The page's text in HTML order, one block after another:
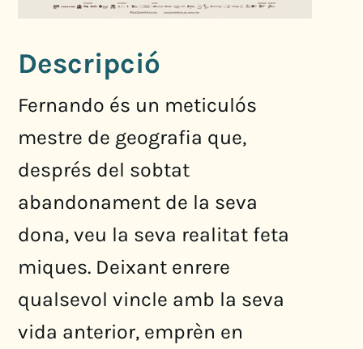
Descripció
Fernando és un meticulós
mestre de geografia que,
després del sobtat
abandonament de la seva
dona, veu la seva realitat feta
miques. Deixant enrere
qualsevol vincle amb la seva
vida anterior, emprèn en